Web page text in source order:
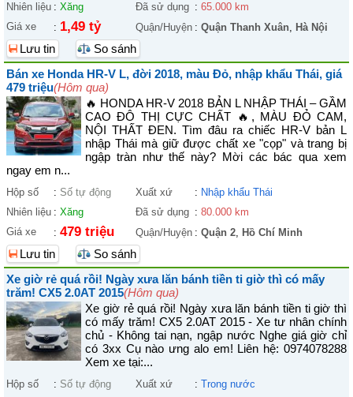
Nhiên liệu : Xăng Đã sử dụng : 65.000 km
Giá xe
: 1,49 tỷ Quận/Huyện : Quận Thanh Xuân, Hà Nội
Lưu tin
So sánh
Bán xe Honda HR-V L, đời 2018, màu Đỏ, nhập khẩu Thái, giá
479 triệu(Hôm qua)
🔥 HONDA HR-V 2018 BẢN L NHẬP THÁI – GẦM
CAO ĐÔ THỊ CỰC CHẤT 🔥, MÀU ĐỎ CAM,
NỘI THẤT ĐEN. Tìm đâu ra chiếc HR-V bản L
nhập Thái mà giữ được chất xe "cọp" và trang bị
ngập tràn như thế này? Mời các bác qua xem
ngay em n...
Hộp số : Số tự động Xuất xứ : Nhập khẩu Thái
Nhiên liệu : Xăng Đã sử dụng : 80.000 km
Giá xe
: 479 triệu Quận/Huyện : Quận 2, Hồ Chí Minh
Lưu tin
So sánh
Xe giờ rẻ quá rồi! Ngày xưa lăn bánh tiền ti giờ thì có mấy
trăm! CX5 2.0AT 2015(Hôm qua)
Xe giờ rẻ quá rồi! Ngày xưa lăn bánh tiền ti giờ thì
có mấy trăm! CX5 2.0AT 2015 - Xe tư nhân chính
chủ - Không tai nạn, ngập nước Nghe giá giờ chỉ
có 3xx Cụ nào ưng alo em! Liên hệ: 0974078288
Xem xe tại:...
Hộp số : Số tự động Xuất xứ : Trong nước